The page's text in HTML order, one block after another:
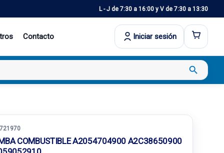
L - J de 7:30 a 16:00 y V de 7:30 a 13:30
Contacto Iniciar sesión
search
COMBUSTIBLE A2054704900 A2C38650900